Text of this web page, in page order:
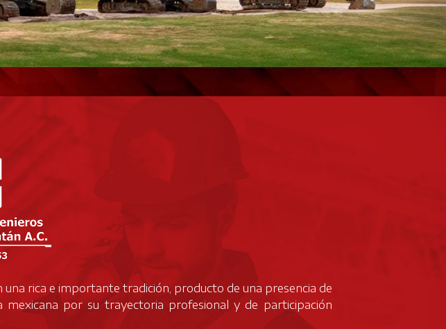
una rica e importante tradición, producto de una presencia de
por su trayectoria profesional y de participación